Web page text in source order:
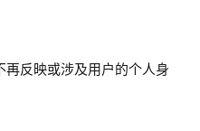
反映或涉及用户的个人身